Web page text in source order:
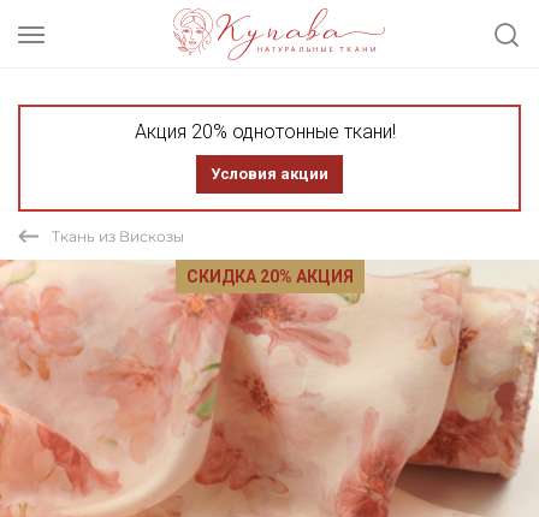
Акция 20% однотонные ткани!
Условия акции
Ткань из Вискозы
СКИДКА 20% АКЦИЯ